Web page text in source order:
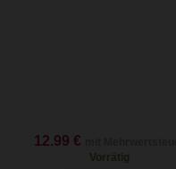
12.99 €
Vorrätig